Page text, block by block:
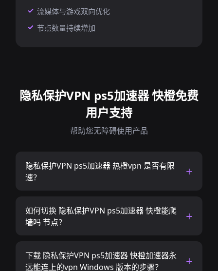
流媒体与游戏双向优化
节点数量持续增加
隐私保护VPN ps5加速器 快橙免费
用户支持
帮助您无障碍使用产品
隐私保护VPN ps5加速器 热橙vpn 是否有限
速？
如何切换 隐私保护VPN ps5加速器 快橙能爬
墙吗 节点？
下载 隐私保护VPN ps5加速器 快橙加速器永
远能连上的vpn Windows 版本的步骤？